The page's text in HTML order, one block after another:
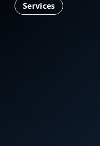
Services